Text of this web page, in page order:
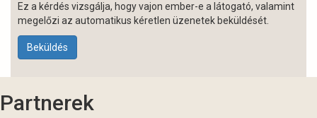
Ez a kérdés vizsgálja, hogy vajon ember-e a látogató, valamint
megelőzi az automatikus kéretlen üzenetek beküldését.
Beküldés
Partnerek